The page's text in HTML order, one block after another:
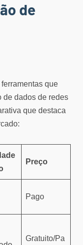
de
que
de dados de redes
que destaca
Preço
Pago
Gratuito/Pa